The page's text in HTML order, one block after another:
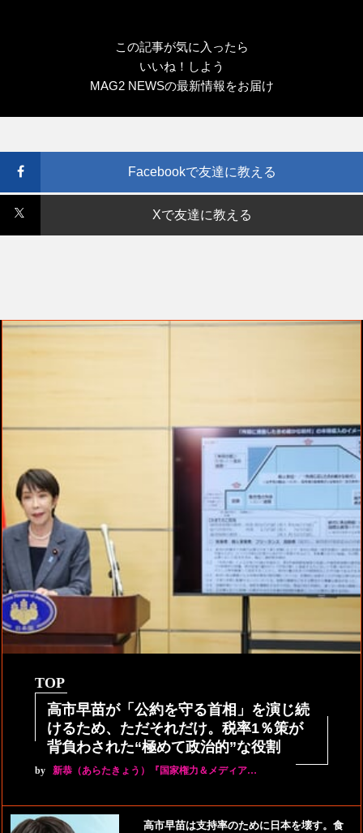
この記事が気に入ったら
いいね！しよう
MAG2 NEWSの最新情報をお届け
Facebookで友達に教える
Xで友達に教える
TOP
高市早苗が「公約を守る首相」を演じ続
けるため、ただそれだけ。税率1％策が
背負わされた“極めて政治的”な役割
by 新恭（あらたきょう）『国家権力＆メディア…
高市早苗は支持率のために日本を壊す。食